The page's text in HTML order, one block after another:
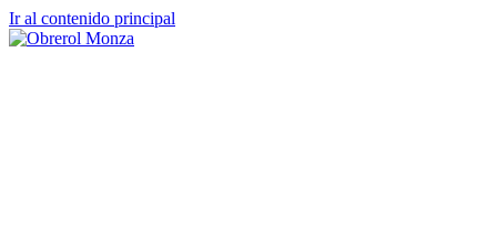
Ir al contenido principal